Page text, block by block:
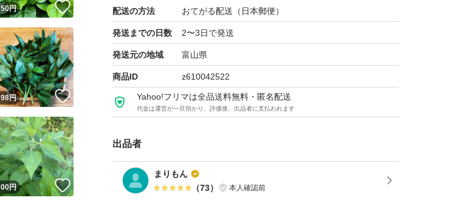
配送の方法 おてがる配送（日本郵便）
発送までの日数 2〜3日で発送
発送元の地域 富山県
商品ID z610042522
Yahoo!フリマは全品送料無料・匿名配送
代金は運営が一旦預かり、評価後、出品者に支払われます
出品者
まりもん
（73） 本人確認前
！
円 いいね！
！
円 いいね！
！
円 いいね！